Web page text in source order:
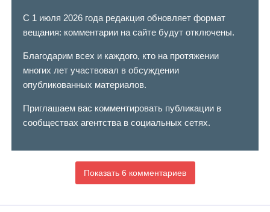
С 1 июля 2026 года редакция обновляет формат
вещания: комментарии на сайте будут отключены.
Благодарим всех и каждого, кто на протяжении
многих лет участвовал в обсуждении
опубликованных материалов.
Приглашаем вас комментировать публикации в
сообществах агентства в социальных сетях.
Показать 6 комментариев